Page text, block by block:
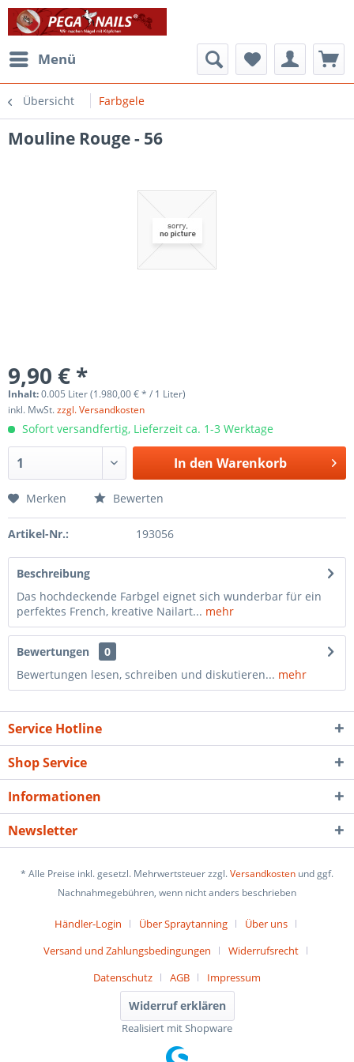
Menü
Übersicht Farbgele
Mouline Rouge - 56
9,90 € *
Inhalt:0.005 Liter (1.980,00 € * / 1 Liter)
inkl. MwSt.zzgl. Versandkosten
Sofort versandfertig, Lieferzeit ca. 1-3 Werktage
In den Warenkorb
Merken Bewerten
Artikel-Nr.: 193056
Beschreibung
Das hochdeckende Farbgel eignet sich wunderbar für ein
perfektes French, kreative Nailart... mehr
Bewertungen
0
Bewertungen lesen, schreiben und diskutieren... mehr
Service Hotline
Shop Service
Informationen
Newsletter
* Alle Preise inkl. gesetzl. Mehrwertsteuer zzgl.Versandkosten und ggf.
Nachnahmegebühren, wenn nicht anders beschrieben
Händler-Login Über Spraytanning
Über uns
Versand und Zahlungsbedingungen
Widerrufsrecht
Datenschutz
AGB Impressum
Widerruf erklären
Realisiert mit Shopware